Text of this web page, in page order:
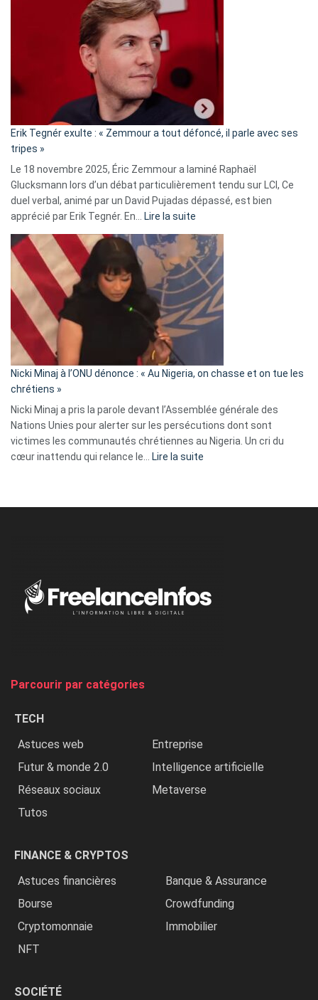
d’alliance
secrète
«
C’est
fake
news
»
Erik Tegnér exulte : « Zemmour a tout défoncé, il parle avec ses
tripes »
Le 18 novembre 2025, Éric Zemmour a laminé Raphaël
Glucksmann lors d’un débat particulièrement tendu sur LCI, Ce
duel verbal, animé par un David Pujadas dépassé, est bien
apprécié par Erik Tegnér. En… Lire la suite
Erik
Tegnér
exulte
:
« Zemmour
a
tout
parle
ses
tripes »
Nicki Minaj à l’ONU dénonce : « Au Nigeria, on chasse et on tue les
chrétiens »
Nicki Minaj a pris la parole devant l’Assemblée générale des
Nations Unies pour alerter sur les persécutions dont sont
victimes les communautés chrétiennes au Nigeria. Un cri du
cœur inattendu qui relance le… Lire la suite
Nigeria,
Parcourir par catégories
TECH
Astuces web
Entreprise
Futur & monde 2.0
Intelligence artificielle
Réseaux sociaux
Metaverse
Tutos
FINANCE & CRYPTOS
Astuces financières
Banque & Assurance
Bourse
Crowdfunding
Cryptomonnaie
Immobilier
NFT
SOCIÉTÉ